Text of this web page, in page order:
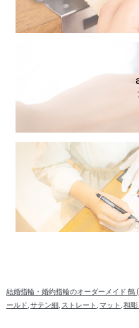
結婚指輪・婚約指輪のオーダーメイド 鶴
ールド,サテン細, ストレート ,マット ,和彫